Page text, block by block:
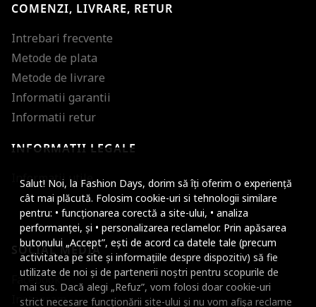
Salut! Noi, la Fashion Days, dorim să îți oferim o experiență
cât mai plăcută. Folosim cookie-uri si tehnologii similare
pentru: • funcționarea corectă a site-ului, • analiza
performanței, și • personalizarea reclamelor. Prin apăsarea
butonului „Accept”, ești de acord ca datele tale (precum
activitatea pe site și informațiile despre dispozitiv) să fie
utilizate de noi și de partenerii noștri pentru scopurile de
mai sus. Dacă alegi „Refuz”, vom folosi doar cookie-uri
strict necesare funcționării site-ului și nu vom afișa reclame
COMENZI, LIVRARE, RETUR
Intrebari frecvente
Metode de plata
Metode de livrare
Informatii garantii
Informatii retur
INFORMATII LEGALE
Informatii utile
SOCIAL MEDIA
Facebook
Instagram
Micsoreaza
Mareste spatierea
Micsoreaza
Mareste inaltimea